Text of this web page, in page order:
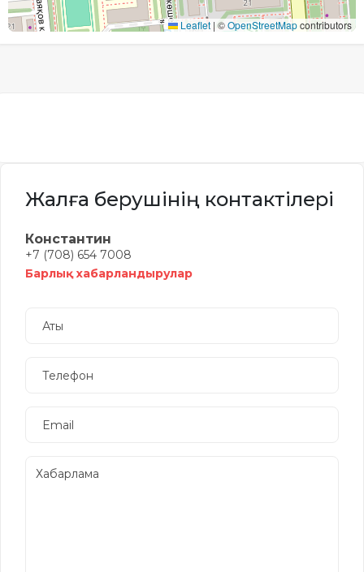
Leaflet | ©OpenStreetMapcontributors
Жалға берушінің контактілері
Константин
+7 (708) 654 7008
Барлық хабарландырулар